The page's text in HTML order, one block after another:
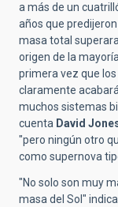
a más de un
años que
masa total
origen de la
primera vez que
claramente
muchos sistemas
cuenta David
"pero ningún otro
como supernova
"No solo son muy
masa del Sol" indica